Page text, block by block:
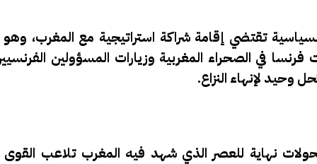
تقتضي إقامة شراكة استراتيجية مع المغرب،
في الصحراء المغربية وزيارات المسؤولين
وحيد لإنهاء النزاع.
نهاية للعصر الذي شهد فيه المغرب تلاعب القوى